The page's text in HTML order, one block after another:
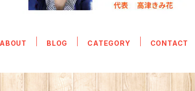
BLOG CATEGORY CONTACT